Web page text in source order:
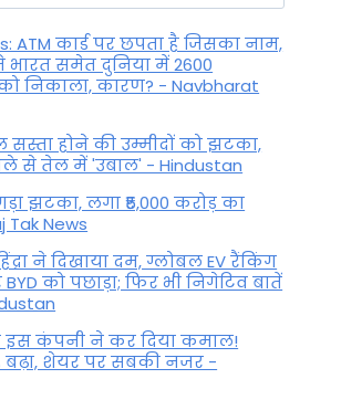
ATM कार्ड पर छपता है जिसका नाम,
समेत दुनिया में 2600
को निकाला, कारण? - Navbharat
सस्ता होने की उम्मीदों को झटका,
से तेल में 'उबाल' - Hindustan
झटका, लगा ₹5,000 करोड़ का
Tak News
ने दिखाया दम, ग्लोबल EV रैंकिंग
को पछाड़ा; फिर भी निगेटिव बातें
इस कंपनी ने कर दिया कमाल!
बढ़ा, शेयर पर सबकी नजर -